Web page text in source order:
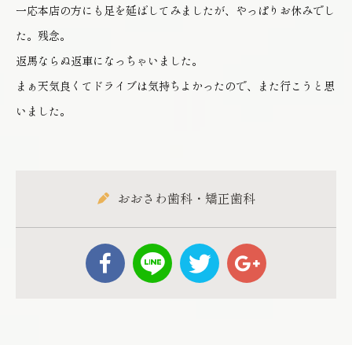
一応本店の方にも足を延ばしてみましたが、やっぱりお休みでし
た。残念。
返馬ならぬ返車になっちゃいました。
まぁ天気良くてドライブは気持ちよかったので、また行こうと思
いました。
おおさわ歯科・矯正歯科